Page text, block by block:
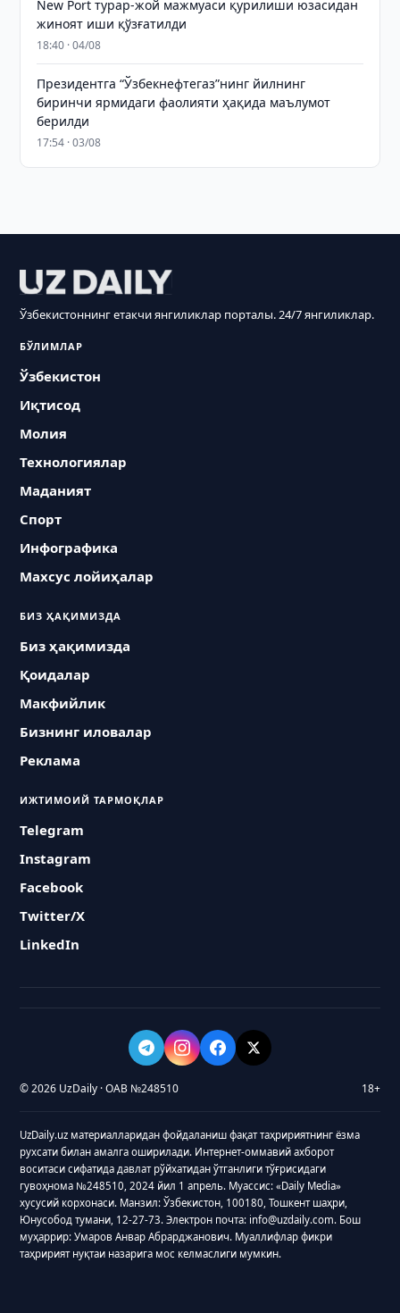
New Port турар-жой мажмуаси қурилиши юзасидан
жиноят иши қўзғатилди
18:40 · 04/08
Президентга “Ўзбекнефтегаз”нинг йилнинг
биринчи ярмидаги фаолияти ҳақида маълумот
берилди
17:54 · 03/08
Ўзбекистоннинг етакчи янгиликлар порталы. 24/7 янгиликлар.
БЎЛИМЛАР
Ўзбекистон
Иқтисод
Молия
Технологиялар
Маданият
Спорт
Инфографика
Махсус лойиҳалар
БИЗ ҲАҚИМИЗДА
Биз ҳақимизда
Қоидалар
Макфийлик
Бизнинг иловалар
Реклама
ИЖТИМОИЙ ТАРМОҚЛАР
Telegram
Instagram
Facebook
Twitter/X
LinkedIn
© 2026 UzDaily · ОАВ №248510 18+
UzDaily.uz материалларидан фойдаланиш фақат таҳририятнинг ёзма
рухсати билан амалга оширилади. Интернет-оммавий ахборот
воситаси сифатида давлат рўйхатидан ўтганлиги тўғрисидаги
гувоҳнома №248510, 2024 йил 1 апрель. Муассис: «Daily Media»
хусусий корхонаси. Манзил: Ўзбекистон, 100180, Тошкент шаҳри,
Юнусобод тумани, 12-27-73. Электрон почта: info@uzdaily.com. Бош
муҳаррир: Умаров Анвар Абрарджанович. Муаллифлар фикри
таҳририят нуқтаи назарига мос келмаслиги мумкин.